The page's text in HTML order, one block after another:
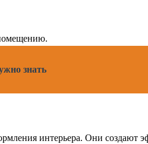
знать
интерьера. Они создают